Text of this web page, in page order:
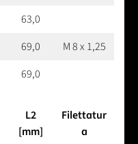
63,0
69,0
M 8 x 1,25
69,0
L2
[mm]
Filettatur
a